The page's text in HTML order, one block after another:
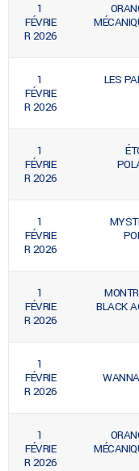
1
FÉVRIE
R 2026
1
FÉVRIE
R 2026
LES
1
FÉVRIE
R 2026
1
FÉVRIE
R 2026
1
FÉVRIE
R 2026
BLACK
1
FÉVRIE
R 2026
1
FÉVRIE
R 2026